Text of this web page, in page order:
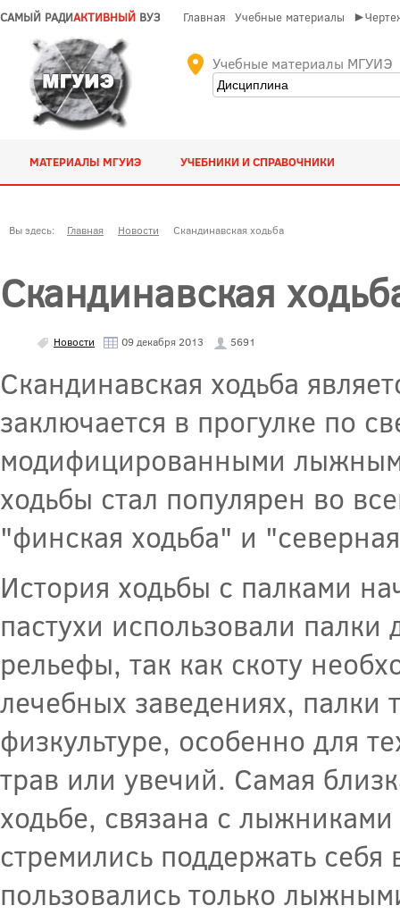
САМЫЙ РАДИАКТИВНЫЙ ВУЗ Главная Учебные материалы
Учебные материалы МГУИЭ
МАТЕРИАЛЫ МГУИЭ УЧЕБНИКИ И СПРАВОЧНИКИ
Вы здесь: Главная Новости Скандинавская ходьба
Скандинавская
Новости 09 декабря 2013 5691
Скандинавская ходьба
заключается в прогулке по
модифицированными
ходьбы стал популярен во
"финская ходьба" и
История ходьбы с палками
пастухи использовали
рельефы, так как скоту
лечебных заведениях, палки
физкультуре, особенно для
трав или увечий. Самая
ходьбе, связана с
стремились поддержать
пользовались только